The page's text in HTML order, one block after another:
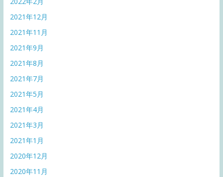
2021年12月
2021年11月
2021年9月
2021年8月
2021年7月
2021年5月
2021年4月
2021年3月
2021年1月
2020年12月
2020年11月